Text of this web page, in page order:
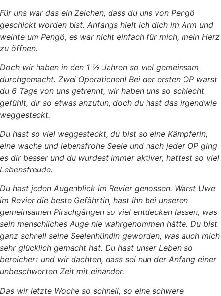
Für uns war das ein Zeichen, dass du uns von Pengö
geschickt worden bist. Anfangs hielt ich dich im Arm und
weinte um Pengö, es war nicht einfach für mich, mein Herz
zu öffnen.
Doch wir haben in den 1 ½ Jahren so viel gemeinsam
durchgemacht. Zwei Operationen! Bei der ersten OP warst
du 6 Tage von uns getrennt, wir haben uns so schlecht
gefühlt, dir so etwas anzutun, doch du hast das irgendwie
weggesteckt.
Du hast so viel weggesteckt, du bist so eine Kämpferin,
eine wache und lebensfrohe Seele und nach jeder OP ging
es dir besser und du wurdest immer aktiver, hattest so viel
Lebensfreude.
Du hast jeden Augenblick im Revier genossen. Warst Uwe
im Revier die beste Gefährtin, hast ihn bei unseren
gemeinsamen Pirschgängen so viel entdecken lassen, was
sein menschliches Auge nie wahrgenommen hätte. Du bist
ganz schnell seine Seelenhündin geworden, was auch mich
sehr glücklich gemacht hat. Du hast unser Leben so
bereichert und wir dachten, dass sei nun der Anfang einer
unbeschwerten Zeit mit einander.
Das wir letzte Woche so schnell, so eine schwere